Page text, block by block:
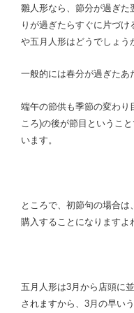
雛人形なら、節分が過ぎた
りが過ぎたらすぐに片づけ
や五月人形はどうでしょ
一般的には春分が過ぎたあ
端午の節供も季節の変わり
ころ)の後が節目というこ
います。
ところで、初節句の場合
購入することになりますよ
五月人形は3月から店頭に
されますから、3月の早い